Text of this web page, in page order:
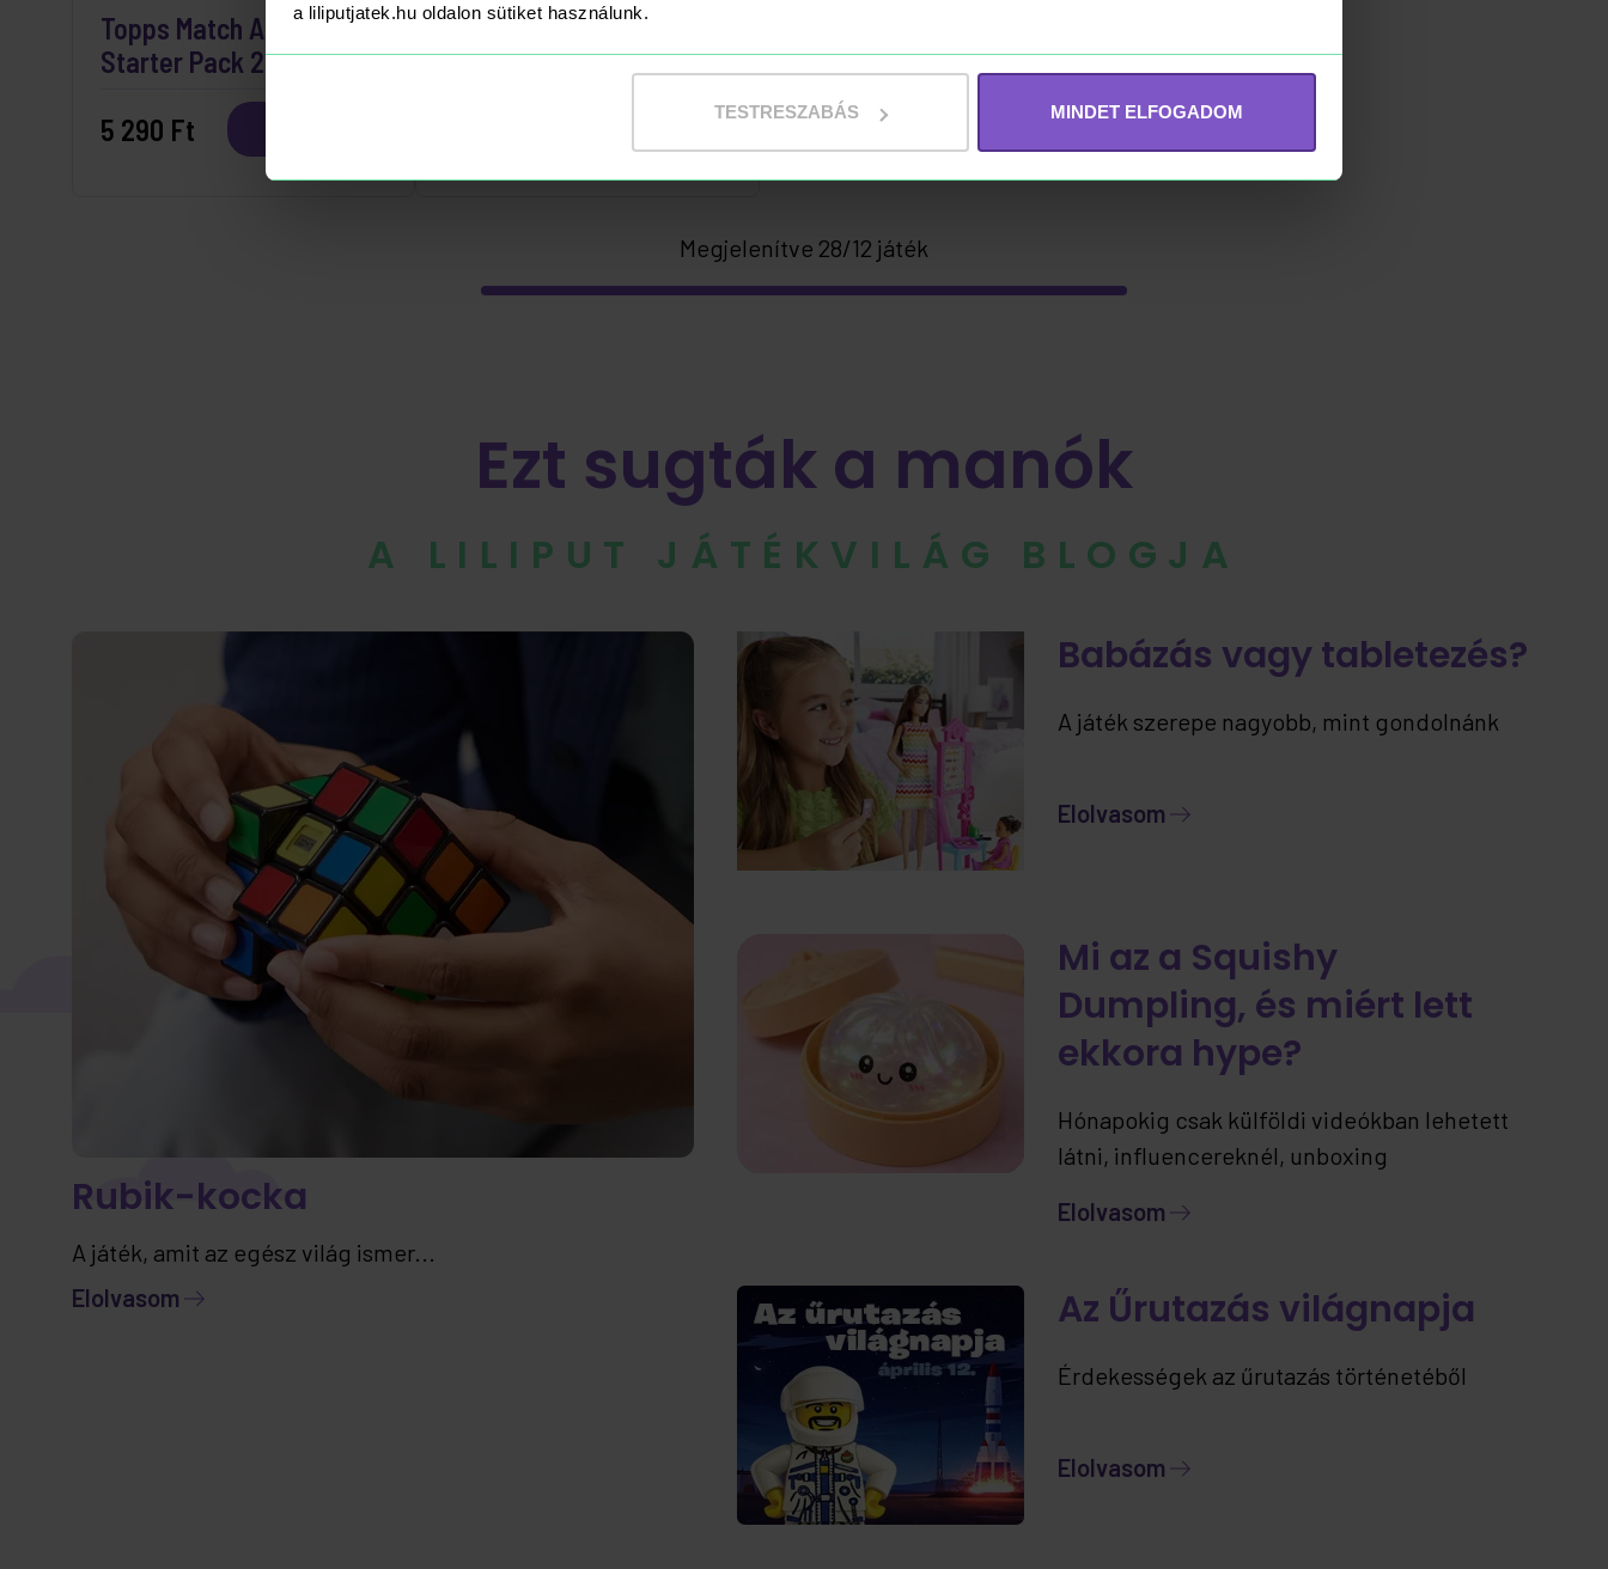
a liliputjatek.hu oldalon sütiket használunk.
TESTRESZABÁS MINDET ELFOGADOM
Topps Match Attax Extra
Starter Pack 2026
5 290 Ft
Topps F1 Turbo Attax
2026 kártya
Megjelenítve 28/12 játék
Ezt sugták a manók
A LILIPUT JÁTÉKVILÁG BLOGJA
Rubik-kocka
A játék, amit az egész világ ismer...
Elolvasom
Babázás vagy tabletezés?
A játék szerepe nagyobb, mint gondolnánk
Elolvasom
Mi az a Squishy
Dumpling, és miért lett
ekkora hype?
Hónapokig csak külföldi videókban lehetett
látni, influencereknél, unboxing
elérhető – ráadásul jelenleg kizárólag nálunk.
Elolvasom
Az Űrutazás világnapja
Érdekességek az űrutazás történetéből
Elolvasom